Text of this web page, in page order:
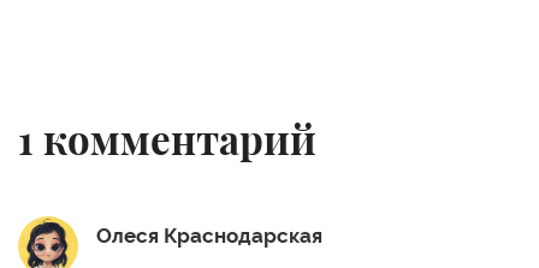
1 комментарий
Олеся Краснодарская